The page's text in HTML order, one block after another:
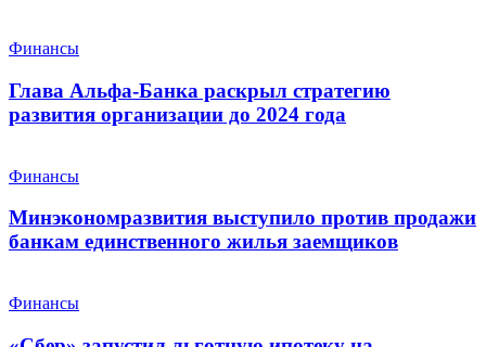
Финансы
Глава Альфа-Банка раскрыл стратегию
развития организации до 2024 года
Финансы
Минэкономразвития выступило против продажи
банкам единственного жилья заемщиков
Финансы